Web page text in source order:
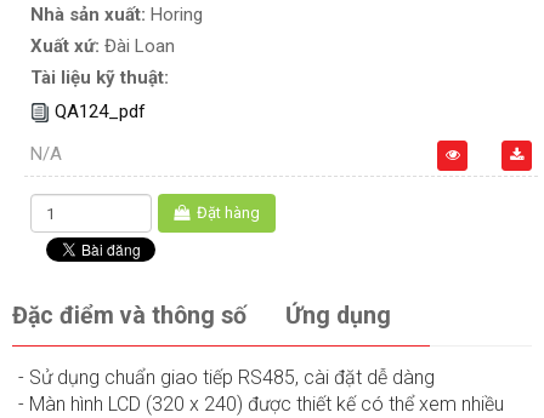
Nhà sản xuất: Horing
Xuất xứ: Đài Loan
Tài liệu kỹ thuật:
QA124_pdf
N/A
Đặt hàng
Đặc điểm và thông số Ứng dụng
- Sử dụng chuẩn giao tiếp RS485, cài đặt dễ dàng
- Màn hình LCD (320 x 240) được thiết kế có thể xem nhiều